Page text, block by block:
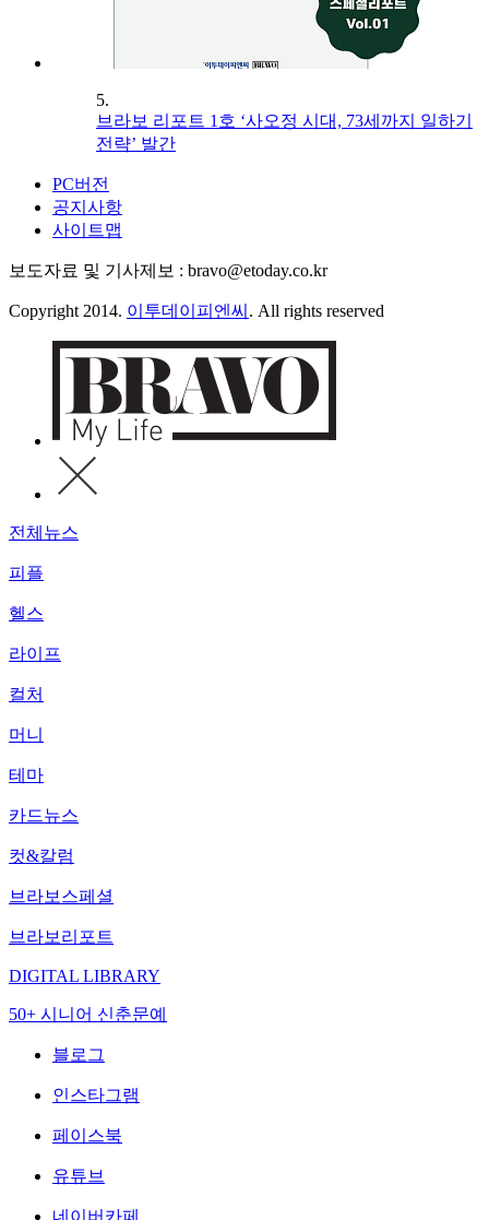
5.
브라보 리포트 1호 ‘사오정 시대, 73세까지 일하기
전략’ 발간
PC버전
공지사항
사이트맵
보도자료 및 기사제보 : bravo@etoday.co.kr
Copyright 2014. 이투데이피엔씨 . All rights reserved
전체뉴스
피플
헬스
라이프
컬처
머니
테마
카드뉴스
컷&칼럼
브라보스페셜
브라보리포트
DIGITAL LIBRARY
50+ 시니어 신춘문예
블로그
인스타그램
페이스북
유튜브